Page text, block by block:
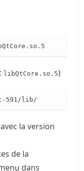
libQtCore.so.5)
591/lib/
la version
de la
dans